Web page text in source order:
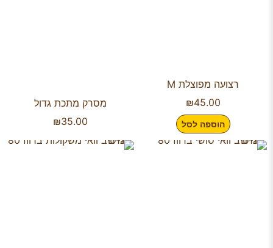
רצועה מפוצלת M
₪45.00
הוספה לסל
מסרק מתכת גדול
₪35.00